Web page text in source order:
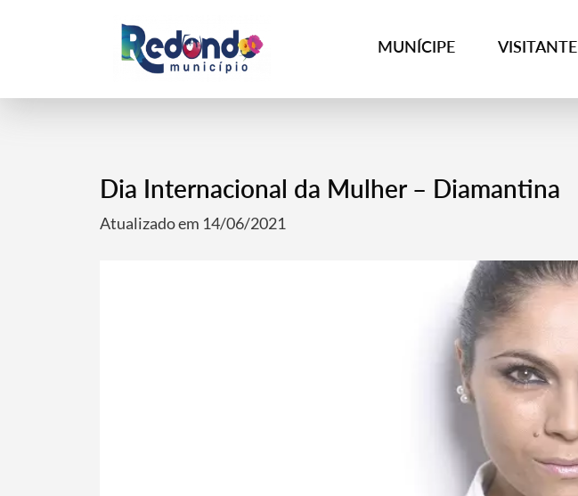
MUNÍCIPE VISITANTE
Dia Internacional da Mulher – Diamantina
Atualizado em 14/06/2021